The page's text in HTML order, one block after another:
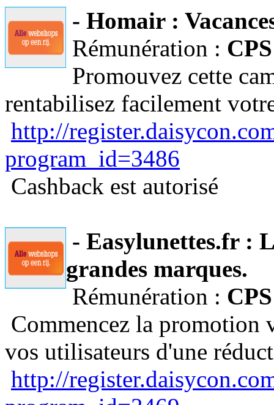
- Homair :
Rémunération :
Promouvez cette
rentabilisez facilement
http://
program_id=3486
Cashback est autorisé
- Easylunettes.fr :
grandes marques.
Rémunération :
Commencez la promotion
vos utilisateurs d'une
http://